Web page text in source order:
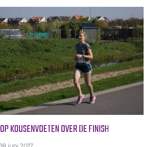
OP KOUSENVOETEN OVER DE FINISH